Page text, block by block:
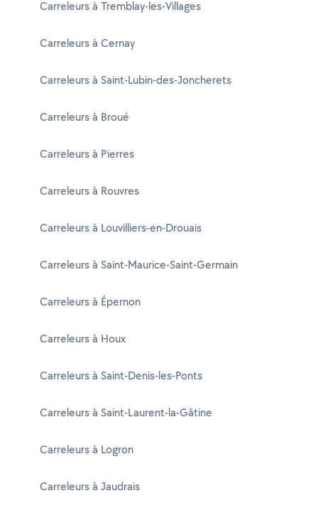
Carreleurs à Tremblay-les-Villages
Carreleurs à Cernay
Carreleurs à Saint-Lubin-des-Joncherets
Carreleurs à Broué
Carreleurs à Pierres
Carreleurs à Rouvres
Carreleurs à Louvilliers-en-Drouais
Carreleurs à Saint-Maurice-Saint-Germain
Carreleurs à Épernon
Carreleurs à Houx
Carreleurs à Saint-Denis-les-Ponts
Carreleurs à Saint-Laurent-la-Gâtine
Carreleurs à Logron
Carreleurs à Jaudrais